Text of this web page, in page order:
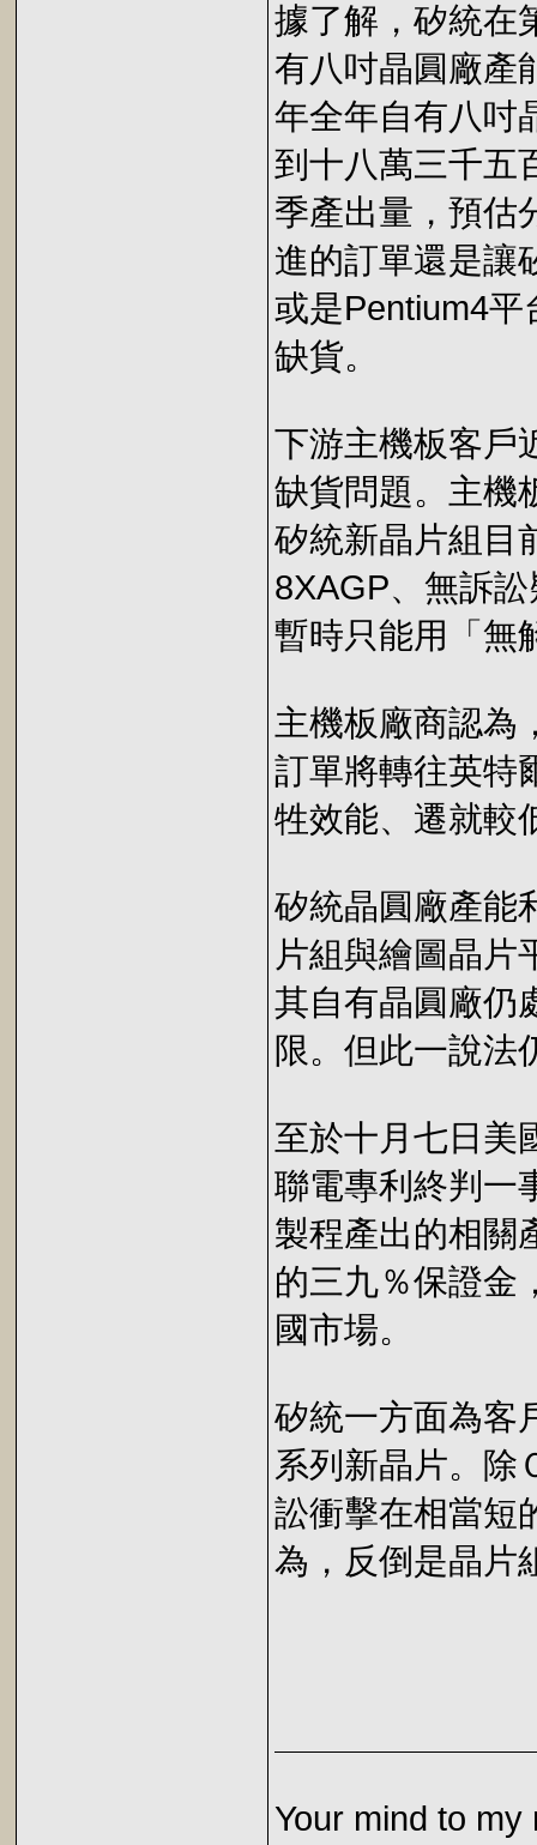
據了解，矽統在
有八吋晶圓廠產
年全年自有八吋
到十八萬三千五
季產出量，預估
進的訂單還是讓
或是Pentium4
缺貨。
下游主機板客戶
缺貨問題。主機
矽統新晶片組目
8XAGP、無訴
暫時只能用「無
主機板廠商認為
訂單將轉往英特
牲效能、遷就較
矽統晶圓廠產能
片組與繪圖晶片
其自有晶圓廠仍
限。但此一說法
至於十月七日美
聯電專利終判一
製程產出的相關
的三九％保證金
國市場。
矽統一方面為客
系列新晶片。除
訟衝擊在相當短
為，反倒是晶片
Your mind to my